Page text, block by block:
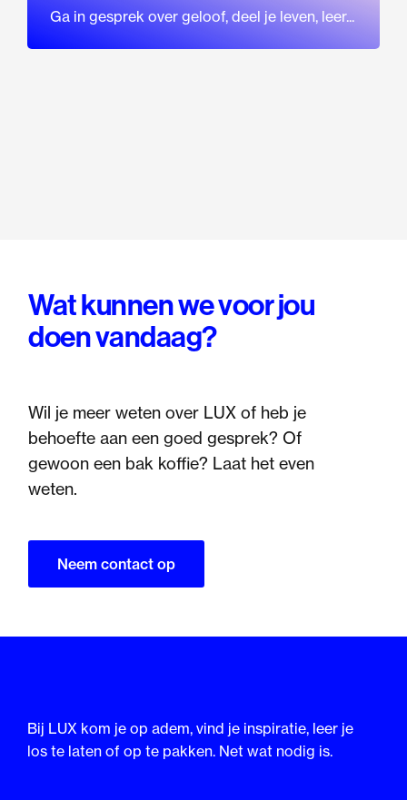
Ga in gesprek over geloof, deel je leven, leer...
Wat kunnen we voor jou
doen vandaag?
Wil je meer weten over LUX of heb je
behoefte aan een goed gesprek? Of
gewoon een bak koffie? Laat het even
weten.
Neem contact op
Bij LUX kom je op adem, vind je inspiratie, leer je
los te laten of op te pakken. Net wat nodig is.